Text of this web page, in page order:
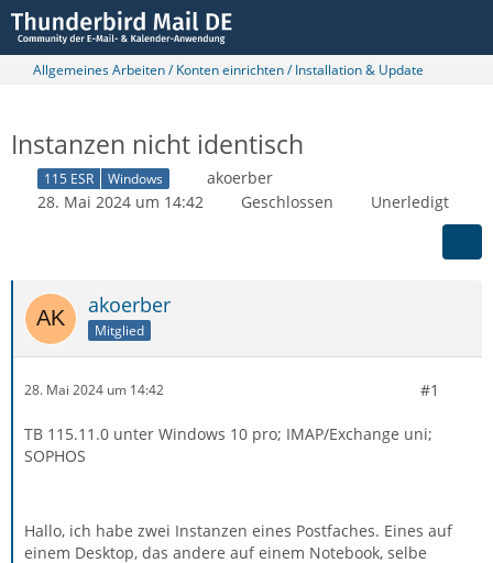
Allgemeines Arbeiten / Konten einrichten / Installation & Update
Instanzen nicht identisch
115 ESR Windows
akoerber
28. Mai 2024 um 14:42
Geschlossen Unerledigt
akoerber
Mitglied
28. Mai 2024 um 14:42 #1
TB 115.11.0 unter Windows 10 pro; IMAP/Exchange uni;
SOPHOS
Hallo, ich habe zwei Instanzen eines Postfaches. Eines auf
einem Desktop, das andere auf einem Notebook, selbe